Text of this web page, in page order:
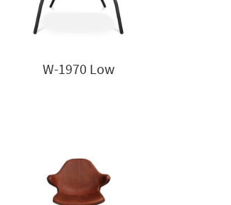
W-1970 Low